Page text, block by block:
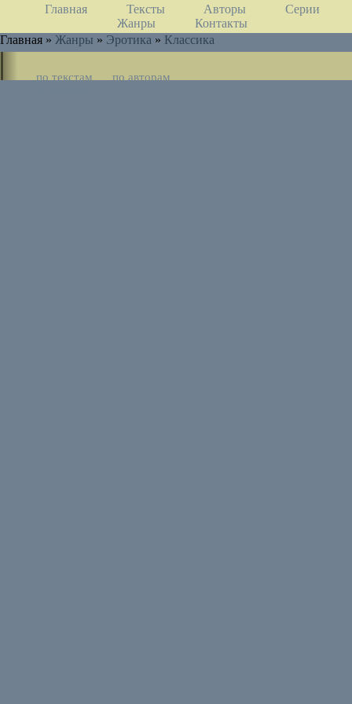
Главная Тексты Авторы
Серии
Жанры
Контакты
Главная » Жанры » Эротика » Классика
по текстам
по авторам